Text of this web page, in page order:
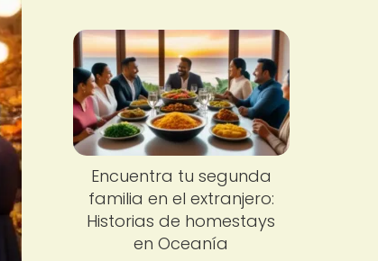
Encuentra tu segunda
familia en el extranjero:
Historias de homestays
en Oceanía